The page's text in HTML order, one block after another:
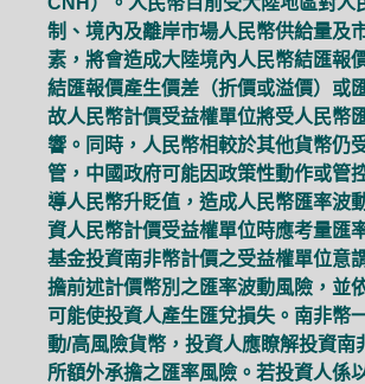
制、境內及離岸市場人民幣供給量及
素，將會造成大陸境內人民幣結匯報
結匯報價產生價差（折價或溢價）或
故人民幣計價受益權單位將受人民幣
響。同時，人民幣相較於其他貨幣仍
管，中國政府可能因政策性動作或管
導人民幣升貶值，造成人民幣匯率波
資人民幣計價受益權單位時應考量匯
基金投資南非幣計價之受益權單位意
擔前述計價幣別之匯率波動風險，並
可能使投資人產生匯兌損失。南非幣
動/高風險貨幣，投資人應瞭解投資南
所額外承擔之匯率風險。若投資人係